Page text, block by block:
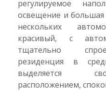
регулируемое
освещение и большая
нескольких
красивый, с
тщательно
резиденция в
выделяется
расположением,